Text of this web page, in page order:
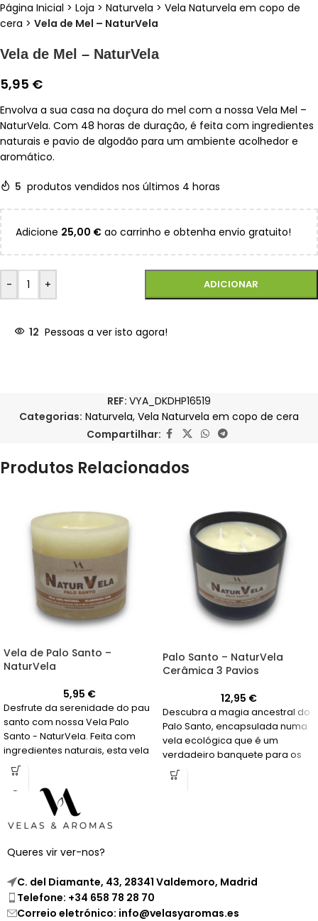
Página Inicial > Loja > Naturvela > Vela Naturvela em copo de
cera > Vela de Mel – NaturVela
Vela de Mel – NaturVela
5,95 €
Envolva a sua casa na doçura do mel com a nossa Vela Mel –
NaturVela. Com 48 horas de duração, é feita com ingredientes
naturais e pavio de algodão para um ambiente acolhedor e
aromático.
5 produtos vendidos nos últimos 4 horas
Adicione 25,00 € ao carrinho e obtenha envio gratuito!
- + ADICIONAR
12 Pessoas a ver isto agora!
REF: VYA_DKDHP16519
Categorias: Naturvela, Vela Naturvela em copo de cera
Compartilhar:
Produtos Relacionados
Vela de Palo Santo –
NaturVela
5,95 €
Desfrute da serenidade do pau
santo com nossa Vela Palo
Santo - NaturVela. Feita com
ingredientes naturais, esta vela
oferece 48 horas de luz quente
e um aroma que eleva qualquer
ambiente.
Palo Santo – NaturVela
Cerâmica 3 Pavios
12,95 €
Descubra a magia ancestral do
Palo Santo, encapsulada numa
vela ecológica que é um
verdadeiro banquete para os
sentidos.
Queres vir ver-nos?
C. del Diamante, 43, 28341 Valdemoro, Madrid
Telefone: +34 658 78 28 70
Correio eletrónico: info@velasyaromas.es